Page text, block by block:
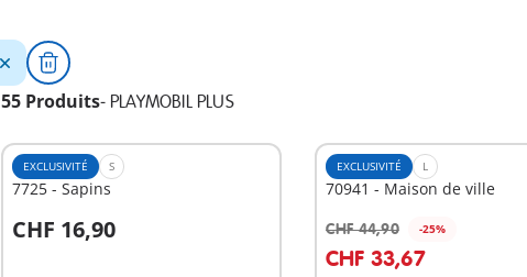
55 Produits- PLAYMOBIL PLUS
EXCLUSIVITÉ S
7725 - Sapins
CHF 16,90
Au panier
EXCLUSIVITÉ L
70941 - Maison de ville
CHF 44,90 -25%
CHF 33,67